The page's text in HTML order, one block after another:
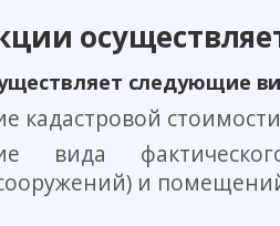
следующие
кадастровой
вида
и